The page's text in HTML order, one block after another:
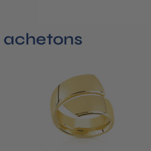
achetons